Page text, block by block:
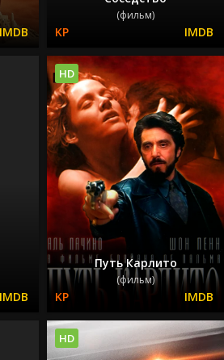
(фильм)
Путь Карлито
(фильм)
HD
HD